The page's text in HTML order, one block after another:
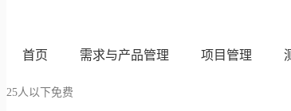
首页 需求与产品管理 项目管理
25人以下免费